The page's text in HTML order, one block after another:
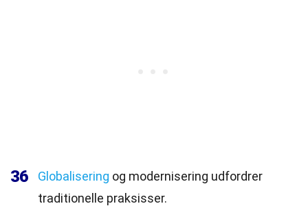
36 Globalisering og modernisering udfordrer
traditionelle praksisser.